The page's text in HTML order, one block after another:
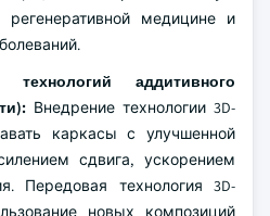
медицине и
технологий аддитивного
Внедрение технологии 3D-
каркасы с улучшенной
сдвига, ускорением
Передовая технология 3D-
новых композиций